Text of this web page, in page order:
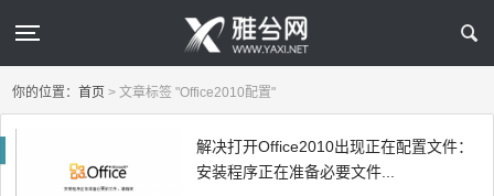
你的位置：首页 > 文章标签 "Office2010配置"
解决打开Office2010出现正在配置文件：
安装程序正在准备必要文件...